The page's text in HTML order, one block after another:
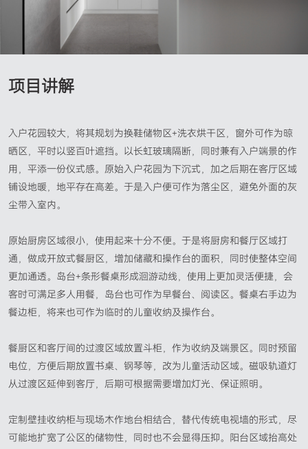
项目讲解
入户花园较大，将其规划为换鞋储物区+洗衣烘干区，窗外可作为晾
晒区，平时以竖百叶遮挡。以长虹玻璃隔断，同时兼有入户端景的作
用，平添一份仪式感。原始入户花园为下沉式，加之后期在客厅区域
铺设地暖，地平存在高差。于是入户便可作为落尘区，避免外面的灰
尘带入室内。
原始厨房区域很小，使用起来十分不便。于是将厨房和餐厅区域打
通，做成开放式餐厨区，增加储藏和操作台的面积，同时使整体空间
更加通透。岛台+条形餐桌形成洄游动线，使用上更加灵活便捷，会
客时可满足多人用餐，岛台也可作为早餐台、阅读区。餐桌右手边为
餐边柜，将来也可作为临时的儿童收纳及操作台。
餐厨区和客厅间的过渡区域放置斗柜，作为收纳及端景区。同时预留
电位，方便后期放置书桌、钢琴等，改为儿童活动区域。磁吸轨道灯
从过渡区延伸到客厅，后期可根据需要增加灯光、保证照明。
定制壁挂收纳柜与现场木作地台相结合，替代传统电视墙的形式，尽
可能地扩宽了公区的储物性，同时也不会显得压抑。阳台区域抬高处